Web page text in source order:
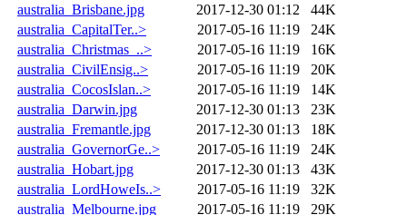
australia_Brisbane.jpg
2017-12-30 01:12
44K
australia_CapitalTer..>
2017-05-16 11:19
24K
australia_Christmas_..>
2017-05-16 11:19
16K
australia_CivilEnsig..>
2017-05-16 11:19
20K
australia_CocosIslan..>
2017-05-16 11:19
14K
australia_Darwin.jpg
2017-12-30 01:13
23K
australia_Fremantle.jpg
2017-12-30 01:13
18K
australia_GovernorGe..>
2017-05-16 11:19
24K
australia_Hobart.jpg
2017-12-30 01:13
43K
australia_LordHoweIs..>
2017-05-16 11:19
32K
australia_Melbourne.jpg
2017-05-16 11:19
29K